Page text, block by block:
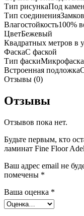
Тип рисункаПод
Тип соединения
Влагостойкость100%
ЦветБежевый
Квадратных метров в
ФаскаС фаской
Тип фаскиМикрофаска
Встроенная подложка
Отзывы (0)
Отзывы
Отзывов пока нет.
Будьте первым, кто
ламинат Fine Floor
Ваш адрес email не
помечены *
Ваша оценка *